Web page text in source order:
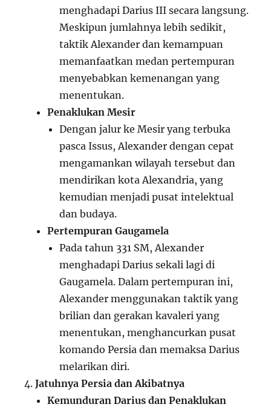
menghadapi Darius III secara langsung.
Meskipun jumlahnya lebih sedikit,
taktik Alexander dan kemampuan
memanfaatkan medan pertempuran
menyebabkan kemenangan yang
menentukan.
Penaklukan Mesir
Dengan jalur ke Mesir yang terbuka
pasca Issus, Alexander dengan cepat
mengamankan wilayah tersebut dan
mendirikan kota Alexandria, yang
kemudian menjadi pusat intelektual
dan budaya.
Pertempuran Gaugamela
Pada tahun 331 SM, Alexander
menghadapi Darius sekali lagi di
Gaugamela. Dalam pertempuran ini,
Alexander menggunakan taktik yang
brilian dan gerakan kavaleri yang
menentukan, menghancurkan pusat
komando Persia dan memaksa Darius
melarikan diri.
Jatuhnya Persia dan Akibatnya
Kemunduran Darius dan Penaklukan